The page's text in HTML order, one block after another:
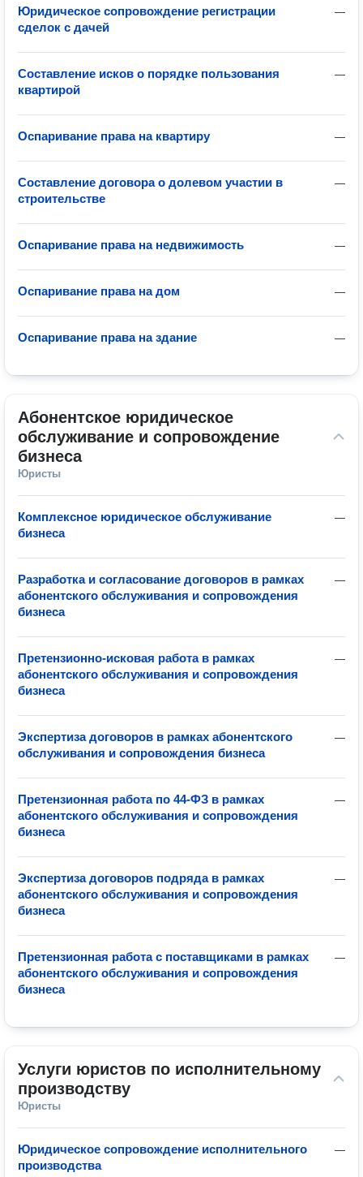
—
Юридическое сопровождение регистрации
сделок с дачей
—
Составление исков о порядке пользования
квартирой
—
Оспаривание права на квартиру
—
Составление договора о долевом участии в
строительстве
—
Оспаривание права на недвижимость
—
Оспаривание права на дом
—
Оспаривание права на здание
Абонентское юридическое
обслуживание и сопровождение
бизнеса
Юристы
—
Комплексное юридическое обслуживание
бизнеса
—
Разработка и согласование договоров в рамках
абонентского обслуживания и сопровождения
бизнеса
—
Претензионно-исковая работа в рамках
абонентского обслуживания и сопровождения
бизнеса
—
Экспертиза договоров в рамках абонентского
обслуживания и сопровождения бизнеса
—
Претензионная работа по 44-ФЗ в рамках
абонентского обслуживания и сопровождения
бизнеса
—
Экспертиза договоров подряда в рамках
абонентского обслуживания и сопровождения
бизнеса
—
Претензионная работа с поставщиками в рамках
абонентского обслуживания и сопровождения
бизнеса
Услуги юристов по исполнительному
производству
Юристы
—
Юридическое сопровождение исполнительного
производства